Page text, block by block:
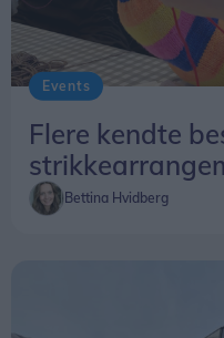
Events
Flere kendte
Bettina Hvidberg